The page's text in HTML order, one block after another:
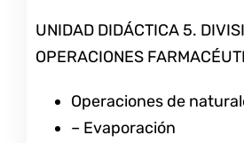
UNIDAD DIDÁCTICA 5.
OPERACIONES
Operaciones de
– Evaporación